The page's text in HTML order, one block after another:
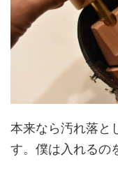
本来なら汚れ落と
す。僕は入れるの